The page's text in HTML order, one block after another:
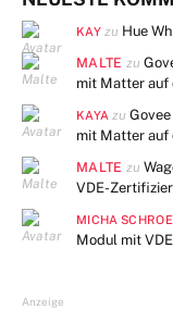
KAY zu Hue
MALTE zu
mit Matter auf
KAYA zu
mit Matter auf
MALTE zu
VDE-
MICHA
Modul mit
Anzeige